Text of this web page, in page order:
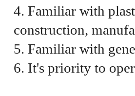
4. Familiar with
construction,
5. Familiar with
6. It's priority to